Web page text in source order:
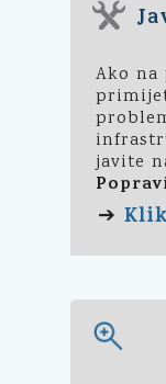
Ako na
javite
➔